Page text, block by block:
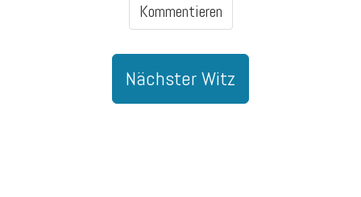
Kommentieren
Nächster Witz